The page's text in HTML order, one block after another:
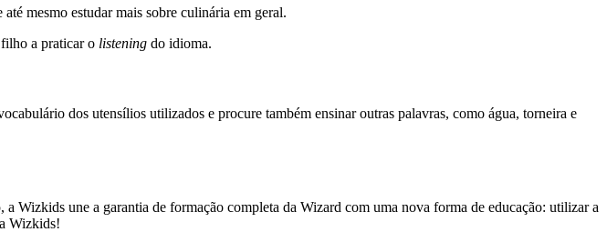
mesmo estudar mais sobre culinária em geral.
a praticar o listening do idioma.
dos utensílios utilizados e procure também ensinar outras palavras, como água, torneira e
a Wizkids une a garantia de formação completa da Wizard com uma nova forma de educação: utilizar a
Wizkids!